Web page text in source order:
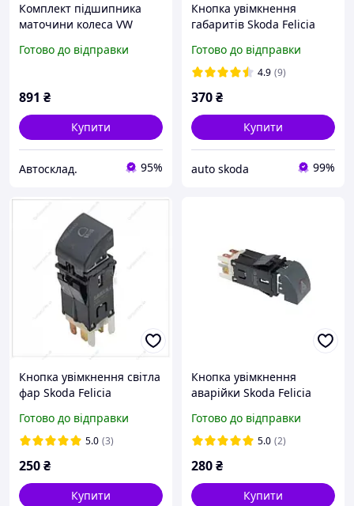
Комплект підшипника
маточини колеса VW
90, VIKA (K50040201)
Готово до відправки
891 ₴
Купити
Автосклад. 95%
Кнопка увімкнення
габаритів Skoda Felicia
Готово до відправки
4.9 (9)
370₴
Купити
auto skoda 99%
Кнопка увімкнення світла
фар Skoda Felicia
Готово до відправки
5.0 (3)
250₴
Купити
Кнопка увімкнення
аварійки Skoda Felicia
Готово до відправки
5.0 (2)
280₴
Купити